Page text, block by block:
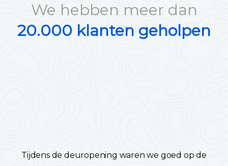
We hebben meer dan
20.000 klanten geholpen
Tijdens de deuropening waren we goed op de